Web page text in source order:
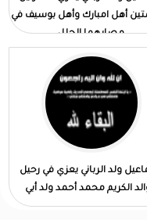
أهل امبارك وأهل بوسيف في
مصابهما الجلل
ولد الرباني يعزي في رحيل
الكريم محمد أحمد ولد أبي